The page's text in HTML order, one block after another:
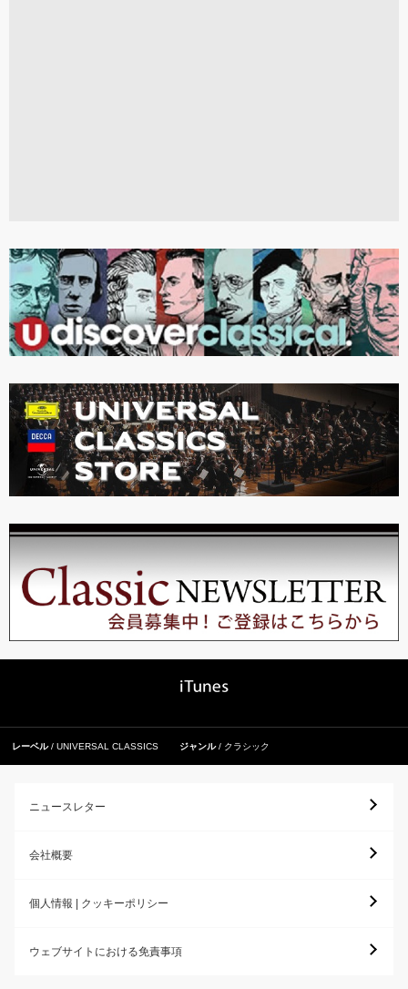
レーベル UNIVERSAL CLASSICS ジャンル クラシック
ニュースレター
会社概要
個人情報 | クッキーポリシー
ウェブサイトにおける免責事項